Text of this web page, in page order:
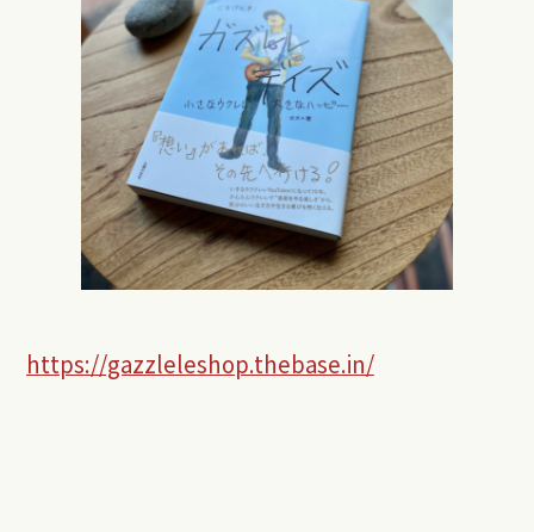
https://gazzleleshop.thebase.in/